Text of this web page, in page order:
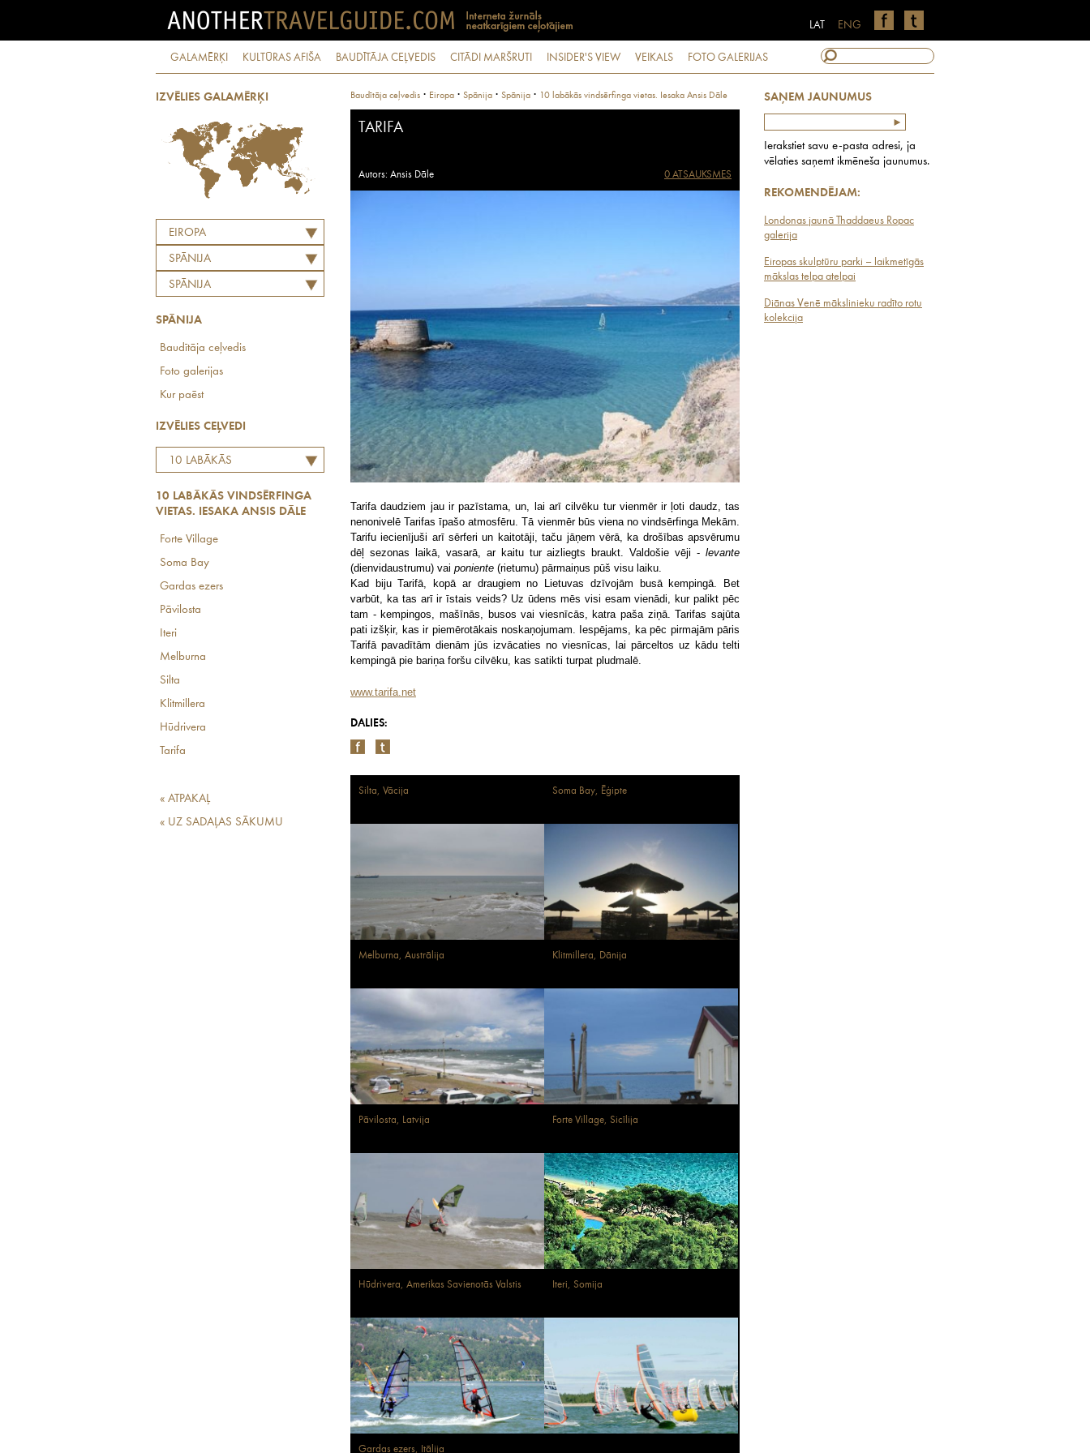
ENG
LAT
GALAMĒRĶI KULTŪRAS AFIŠA BAUDĪTĀJA CEĻVEDIS CITĀDI MARŠRUTI INSIDER'S VIEW VEIKALS FOTO GALERIJAS
IZVĒLIES GALAMĒRĶI
EIROPA
SPĀNIJA
SPĀNIJA
SPĀNIJA
Baudītāja ceļvedis
Foto galerijas
Kur paēst
IZVĒLIES CEĻVEDI
10 LABĀKĀS
IESAKA ANSIS DĀLE
10 LABĀKĀS VINDSĒRFINGA
VIETAS. IESAKA ANSIS DĀLE
Forte Village
Soma Bay
Gardas ezers
Pāvilosta
Iteri
Melburna
Silta
Klitmillera
Hūdrivera
Tarifa
« ATPAKAĻ
« UZ SADAĻAS SĀKUMU
SAŅEM JAUNUMUS
Ierakstiet savu e-pasta adresi, ja
vēlaties saņemt ikmēneša jaunumus.
REKOMENDĒJAM:
Londonas jaunā Thaddaeus Ropac
galerija
Eiropas skulptūru parki – laikmetīgās
mākslas telpa atelpai
Diānas Venē mākslinieku radīto rotu
kolekcija
Baudītāja ceļvedis · Eiropa · Spānija · Spānija · 10 labākās vindsērfinga vietas. Iesaka Ansis Dāle
TARIFA
Autors: Ansis Dāle 0 ATSAUKSMES
Tarifa daudziem jau ir pazīstama, un, lai arī cilvēku tur vienmēr ir ļoti daudz, tas
nenonivelē Tarifas īpašo atmosfēru. Tā vienmēr būs viena no vindsērfinga Mekām.
Tarifu iecienījuši arī sērferi un kaitotāji, taču jāņem vērā, ka drošības apsvērumu
dēļ sezonas laikā, vasarā, ar kaitu tur aizliegts braukt. Valdošie vēji - levante
(dienvidaustrumu) vai poniente (rietumu) pārmaiņus pūš visu laiku.
Kad biju Tarifā, kopā ar draugiem no Lietuvas dzīvojām busā kempingā. Bet
varbūt, ka tas arī ir īstais veids? Uz ūdens mēs visi esam vienādi, kur palikt pēc
tam - kempingos, mašīnās, busos vai viesnīcās, katra paša ziņā. Tarifas sajūta
pati izšķir, kas ir piemērotākais noskaņojumam. Iespējams, ka pēc pirmajām pāris
Tarifā pavadītām dienām jūs izvācaties no viesnīcas, lai pārceltos uz kādu telti
kempingā pie bariņa foršu cilvēku, kas satikti turpat pludmalē.
www.tarifa.net
DALIES:
Silta, Vācija Soma Bay, Ēģipte
Melburna, Austrālija Klitmillera, Dānija
Pāvilosta, Latvija Forte Village, Sicīlija
Hūdrivera, Amerikas Savienotās Valstis Iteri, Somija
Gardas ezers, Itālija